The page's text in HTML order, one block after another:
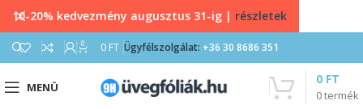
0 0 FT Ügyfélszolgálat: +36 30 8686 351
MENÜ
0termék
0 FT
10-20% kedvezmény augusztus 31-ig | részletek